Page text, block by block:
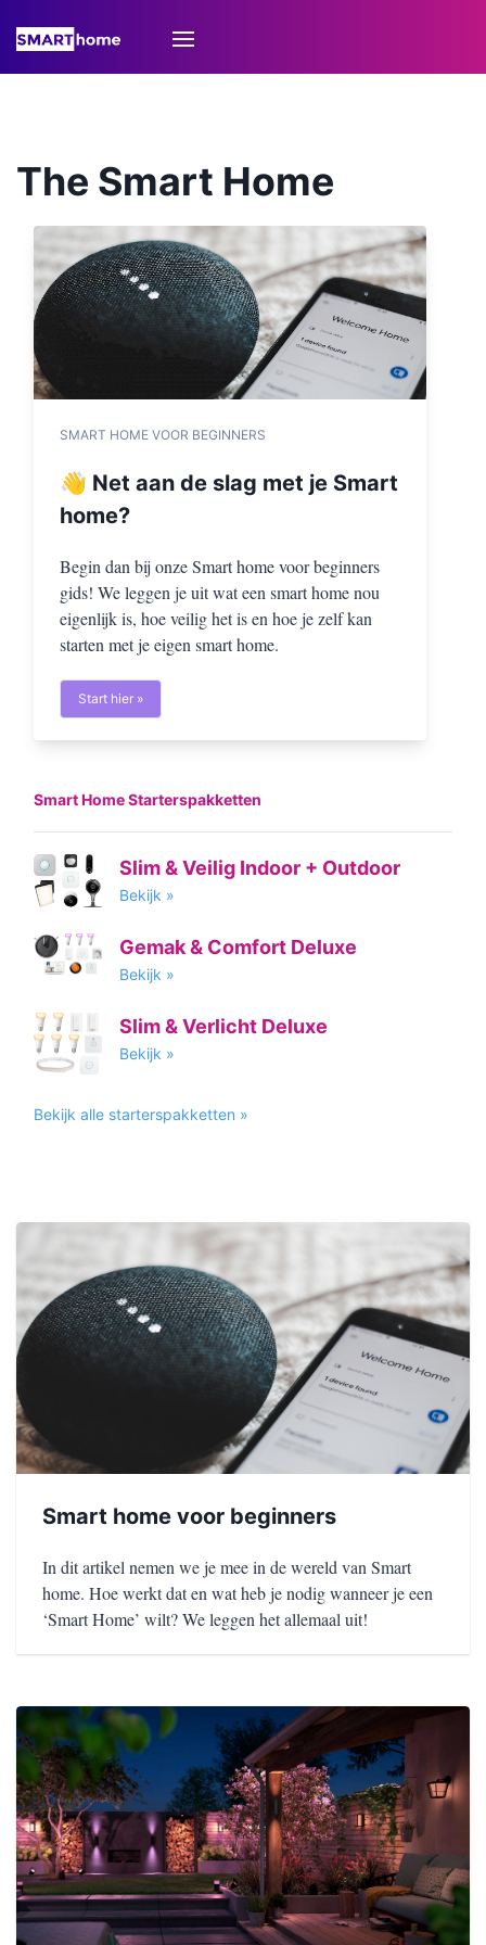
The Smart Home
SMART HOME VOOR BEGINNERS
👋 Net aan de slag met je Smart
home?
Begin dan bij onze Smart home voor beginners
gids! We leggen je uit wat een smart home nou
eigenlijk is, hoe veilig het is en hoe je zelf kan
starten met je eigen smart home.
Start hier »
Smart Home Starterspakketten
Slim & Veilig Indoor + Outdoor
Bekijk »
Gemak & Comfort Deluxe
Bekijk »
Slim & Verlicht Deluxe
Bekijk »
Bekijk alle starterspakketten »
Smart home voor beginners
In dit artikel nemen we je mee in de wereld van Smart
home. Hoe werkt dat en wat heb je nodig wanneer je een
‘Smart Home’ wilt? We leggen het allemaal uit!